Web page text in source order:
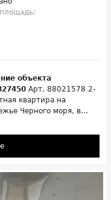
объекта
Арт. 88021578 2-
квартира на
Черного моря, в...